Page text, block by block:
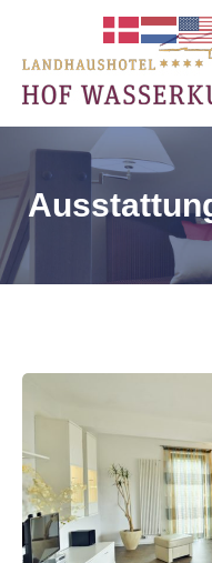
Hof
Rhön
Familiär
geführtes
Landhaushotel
in
Rhön